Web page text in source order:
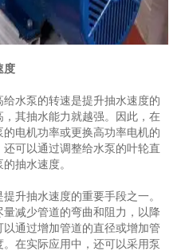
度
水泵的转速是提升抽水速度的
其抽水能力就越强。因此，在
电机功率或更换高功率电机的
可以通过调整给水泵的叶轮直
抽水速度。
抽水速度的重要手段之一。
减少管道的弯曲和阻力，以降
通过增加管道的直径或增加管
在实际应用中，还可以采用泵